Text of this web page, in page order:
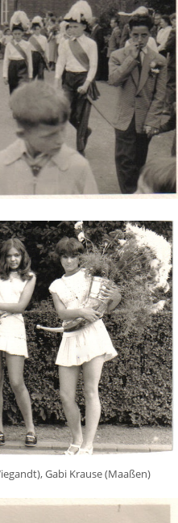
Gabi Krause (Maaßen)